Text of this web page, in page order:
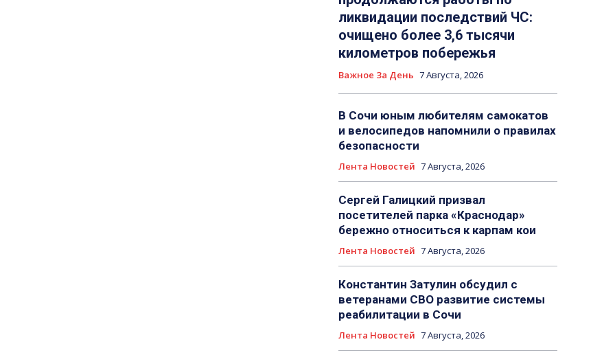
ликвидации последствий ЧС:
очищено более 3,6 тысячи
километров побережья
Важное За День 7 Августа, 2026
В Сочи юным любителям самокатов
и велосипедов напомнили о правилах
безопасности
Лента Новостей 7 Августа, 2026
Сергей Галицкий призвал
посетителей парка «Краснодар»
бережно относиться к карпам кои
Лента Новостей 7 Августа, 2026
Константин Затулин обсудил с
ветеранами СВО развитие системы
реабилитации в Сочи
Лента Новостей 7 Августа, 2026